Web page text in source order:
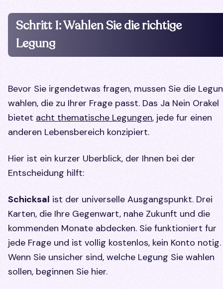
Schritt 1: Wahlen Sie die richtige
Legung
Bevor Sie irgendetwas fragen, mussen Sie die
wahlen, die zu Ihrer Frage passt. Das Ja Nein Orakel
bietet acht thematische Legungen, jede fur einen
anderen Lebensbereich konzipiert.
Hier ist ein kurzer Uberblick, der Ihnen bei der
Entscheidung hilft:
Schicksal ist der universelle Ausgangspunkt. Drei
Karten, die Ihre Gegenwart, nahe Zukunft und die
kommenden Monate abdecken. Sie funktioniert fur
jede Frage und ist vollig kostenlos, kein Konto notig.
Wenn Sie unsicher sind, welche Legung Sie wahlen
sollen, beginnen Sie hier.